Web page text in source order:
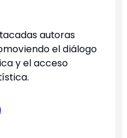
autoras
el diálogo
y el acceso